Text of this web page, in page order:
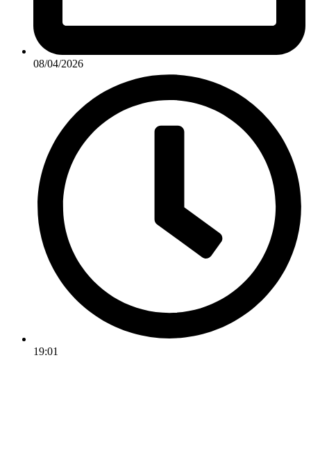
08/04/2026
19:01